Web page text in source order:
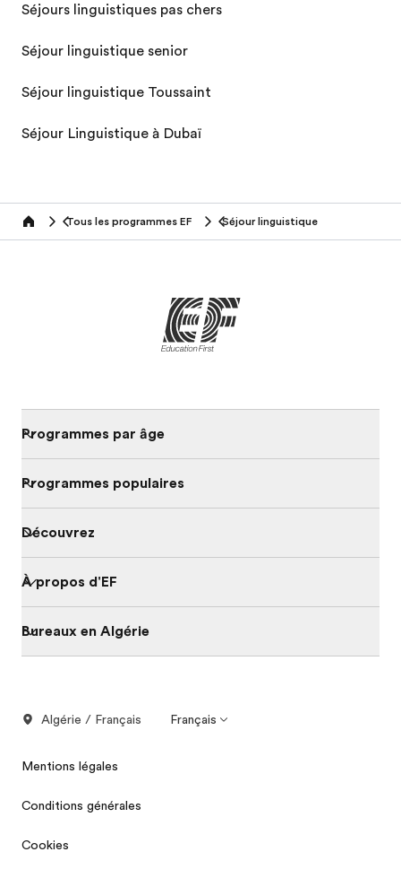
Séjours linguistiques pas chers
Séjour linguistique senior
Séjour linguistique Toussaint
Séjour Linguistique à Dubaï
home Tous les programmes EF Séjour linguistique
Programmes par âge
Programmes populaires
Découvrez
À propos d'EF
Bureaux en Algérie
Algérie / Français Français
Mentions légales
Conditions générales
Cookies